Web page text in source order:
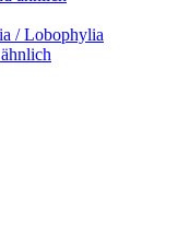
/ Lobophylia